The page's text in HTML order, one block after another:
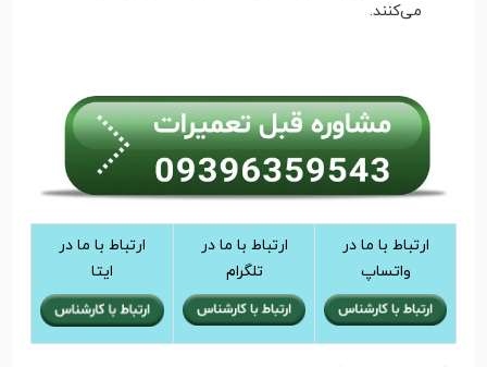
می‌کنند.
ارتباط با ما در
واتساپ
ارتباط با ما در
تلگرام
ارتباط با ما در
ایتا